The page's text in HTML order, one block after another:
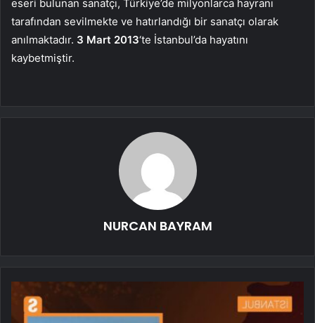
eseri bulunan sanatçı, Türkiye’de milyonlarca hayranı
tarafından sevilmekte ve hatırlandığı bir sanatçı olarak
anılmaktadır. 3 Mart 2013‘te İstanbul’da hayatını
kaybetmiştir.
NURCAN BAYRAM